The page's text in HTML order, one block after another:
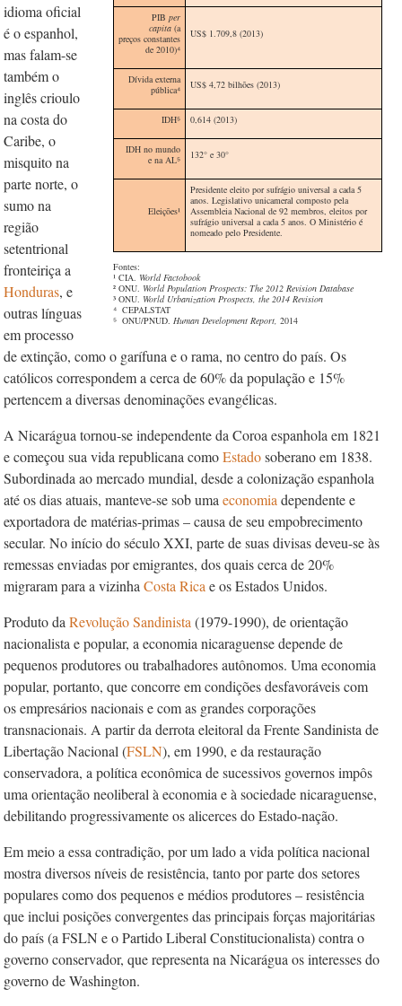
PIBper
capita (a
preços constantes
de 2010)⁴
US$ 1.709,8 (2013)
Dívida externa
pública⁴ US$ 4,72 bilhões (2013)
IDH⁵ 0,614 (2013)
IDH no mundo
e na AL⁵ 132° e 30°
Eleições¹
Presidente eleito por sufrágio universal a cada 5
anos. Legislativo unicameral composto pela
Assembleia Nacional de 92 membros, eleitos por
sufrágio universal a cada 5 anos. O Ministério é
nomeado pelo Presidente.
Fontes:
¹ CIA. World Factobook
² ONU. World Population Prospects: The 2012 Revision Database
³ ONU. World Urbanization Prospects, the 2014 Revision
⁴ CEPALSTAT
⁵ ONU/PNUD.Human Development Report,2014
idioma oficial
é o espanhol,
mas falam-se
também o
inglês crioulo
na costa do
Caribe, o
misquito na
parte norte, o
sumo na
região
setentrional
fronteiriça a
Honduras, e
outras línguas
em processo
de extinção, como o garífuna e o rama, no centro do país. Os
católicos correspondem a cerca de 60% da população e 15%
pertencem a diversas denominações evangélicas.
A Nicarágua tornou-se independente da Coroa espanhola em 1821
e começou sua vida republicana comoEstadosoberano em 1838.
Subordinada ao mercado mundial, desde a colonização espanhola
até os dias atuais, manteve-se sob uma economia dependente e
exportadora de matérias-primas – causa de seu empobrecimento
secular. No início do século XXI, parte de suas divisas deveu-se às
remessas enviadas por emigrantes, dos quais cerca de 20%
migraram para a vizinha Costa Rica e os Estados Unidos.
Produto da Revolução Sandinista (1979-1990), de orientação
nacionalista e popular, a economia nicaraguense depende de
pequenos produtores ou trabalhadores autônomos. Uma economia
popular, portanto, que concorre em condições desfavoráveis com
os empresários nacionais e com as grandes corporações
transnacionais. A partir da derrota eleitoral da Frente Sandinista de
Libertação Nacional (FSLN), em 1990, e da restauração
conservadora, a política econômica de sucessivos governos impôs
uma orientação neoliberal à economia e à sociedade nicaraguense,
debilitando progressivamente os alicerces do Estado-nação.
Em meio a essa contradição, por um lado a vida política nacional
mostra diversos níveis de resistência, tanto por parte dos setores
populares como dos pequenos e médios produtores – resistência
que inclui posições convergentes das principais forças majoritárias
do país (a FSLN e o Partido Liberal Constitucionalista) contra o
governo conservador, que representa na Nicarágua os interesses do
governo de Washington.